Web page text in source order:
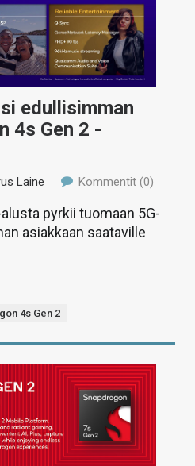
edullisimman
4s Gen 2 -
Laine Kommentit (0)
pyrkii tuomaan 5G-
asiakkaan saataville
4s Gen 2